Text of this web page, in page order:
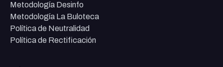
Metodología Desinfo
Metodología La Buloteca
Política de Neutralidad
Política de Rectificación